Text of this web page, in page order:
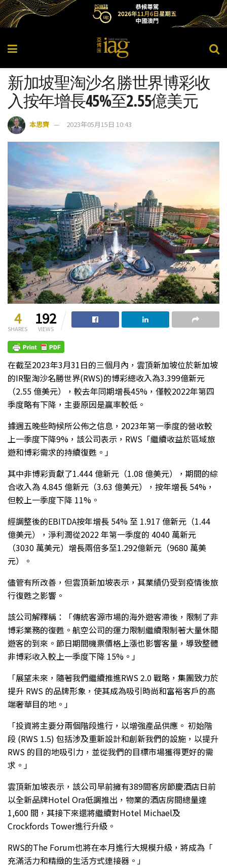
新加坡聖淘沙名勝世界博彩收
入按年增長45%至2.55億美元
本思齊 2023年05月15日 10:43
4
SHARES
192
VIEWS
在截至2023年3月31日的三個月內，雲頂新加坡位於新加坡
的IR聖淘沙名勝世界(RWS)的博彩總收入為3.399億新元
（2.55 億美元），較去年同期增長45%，僅較2022年第四
季度略有下降，主要原因是贏率較低。
據週五晚些時候所公佈之信息，2023年第一季度的營收較
上一季度下降9%，該公司表示，RWS「繼續收益於區域旅
遊和博彩需求的持續復甦。」
其中非博彩貢獻了1.444 億新元（1.08 億美元），期間的綜
合收入為 4.845 億新元（3.63 億美元），按年增長 54%，
但較上一季度下降 11%。
經調整後的EBITDA按年增長 54% 至 1.917 億新元（1.44
億美元），淨利潤從2022 年第一季度的 4040 萬新元
（3030 萬美元）增長兩倍多至1.292億新元（9680 萬美
元）。
儘管有所改善，但雲頂新加坡表示，其業績仍受到疫情後旅
行復甦之影響。
該公司解釋稱：「傳統客源市場的海外遊客滯後，限制了非
博彩業務的復甦。航空公司的運力限制繼續限制著大量休閒
遊客的到來。節日期間機票價格上漲也影響客量，導致整體
非博彩收入較上一季度下降 15%。」
「展望未來，隨著我們繼續推進RWS 2.0 戰略，集團致力於
提升 RWS 的品牌形象，使其成為吸引時尚和富裕客戶的高
端奢華目的地。」
「投資將主要分兩個階段進行，以增強產品供應。 初始階
段 (RWS 1.5) 包括涉及重新設計和創新我們的設施，以提升
RWS 的目的地吸引力，並從我們的目標市場獲得更好的需
求。」
雲頂新加坡表示，該公司早前擁有389間客房節慶酒店日前
以全新品牌Hotel Ora低調推出，物業的酒店房間總量達
1,600 間，其接下來還將繼續對Hotel Michael及
Crockfords Tower進行升級。
RWS的The Forum也將在本月進行大規模升級，將成為「
充滿活力和精緻的生活方式連接器。」